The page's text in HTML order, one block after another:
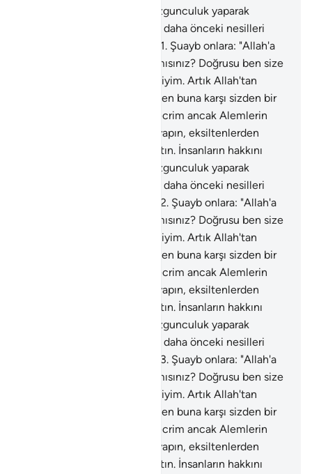
azaltmayın. Yeryüzünde bozgunculuk yaparak
karışıklık çıkarmayın. Sizi ve daha önceki nesilleri
181. Şuayb onlara: "Allah'a
karşı gelmekten sakınmaz mısınız? Doğrusu ben size
gönderilmiş güvenilir bir elçiyim. Artık Allah'tan
sakının ve bana itaat edin. Ben buna karşı sizden bir
ücret istemiyorum, benim ecrim ancak Alemlerin
Rabbine aittir. Ölçüyü tam yapın, eksiltenlerden
olmayın. Doğru terazi ile tartın. İnsanların hakkını
azaltmayın. Yeryüzünde bozgunculuk yaparak
karışıklık çıkarmayın. Sizi ve daha önceki nesilleri
182. Şuayb onlara: "Allah'a
karşı gelmekten sakınmaz mısınız? Doğrusu ben size
gönderilmiş güvenilir bir elçiyim. Artık Allah'tan
sakının ve bana itaat edin. Ben buna karşı sizden bir
ücret istemiyorum, benim ecrim ancak Alemlerin
Rabbine aittir. Ölçüyü tam yapın, eksiltenlerden
olmayın. Doğru terazi ile tartın. İnsanların hakkını
azaltmayın. Yeryüzünde bozgunculuk yaparak
karışıklık çıkarmayın. Sizi ve daha önceki nesilleri
183. Şuayb onlara: "Allah'a
karşı gelmekten sakınmaz mısınız? Doğrusu ben size
gönderilmiş güvenilir bir elçiyim. Artık Allah'tan
sakının ve bana itaat edin. Ben buna karşı sizden bir
ücret istemiyorum, benim ecrim ancak Alemlerin
Rabbine aittir. Ölçüyü tam yapın, eksiltenlerden
olmayın. Doğru terazi ile tartın. İnsanların hakkını